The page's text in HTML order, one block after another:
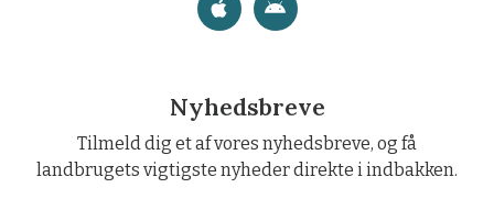
Nyhedsbreve
Tilmeld dig et af vores nyhedsbreve, og få
landbrugets vigtigste nyheder direkte i indbakken.